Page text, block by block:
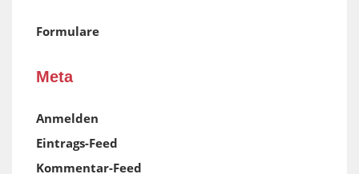
Formulare
Meta
Anmelden
Eintrags-Feed
Kommentar-Feed